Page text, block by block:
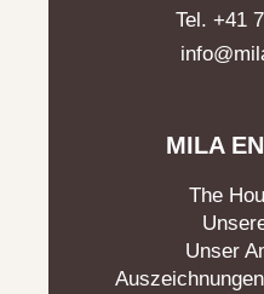
Tel. +41
MILA
The
Unser